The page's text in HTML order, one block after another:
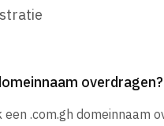
overdragen?
.com.gh domeinnaam